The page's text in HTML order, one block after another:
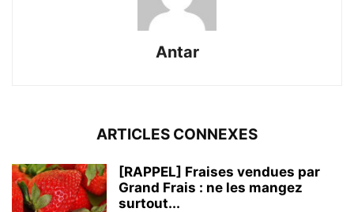
Antar
ARTICLES CONNEXES
[RAPPEL] Fraises vendues par
Grand Frais : ne les mangez
surtout...